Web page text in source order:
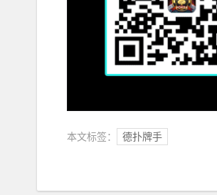
本文标签： 德扑牌手